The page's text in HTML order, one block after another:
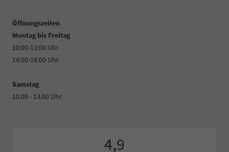
Öffnungszeiten
Montag bis Freitag
10:00-13:00 Uhr
14:00-18:00 Uhr
Samstag
10.00 - 13.00 Uhr
4,9